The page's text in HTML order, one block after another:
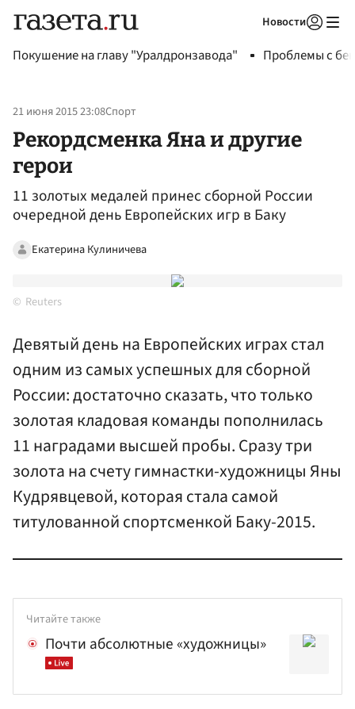
Новости
Покушение на главу "Уралдронзавода" Проблемы с
21 июня 2015 23:08Спорт
Рекордсменка Яна и другие
герои
11 золотых медалей принес сборной России
очередной день Европейских игр в Баку
Екатерина Кулиничева
Reuters
Девятый день на Европейских играх стал
одним из самых успешных для сборной
России: достаточно сказать, что только
золотая кладовая команды пополнилась
11 наградами высшей пробы. Сразу три
золота на счету гимнастки-художницы Яны
Кудрявцевой, которая стала самой
титулованной спортсменкой Баку-2015.
Читайте также
Почти абсолютные «художницы»